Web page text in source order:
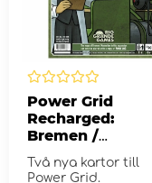
Power Grid
Recharged:
Bremen /
Manhattan (Exp.)
Två nya kartor till
Power Grid.